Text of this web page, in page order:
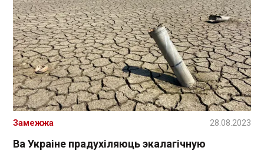
Ва Украіне прадухіляюць экалагічную
Замежжа 28.08.2023